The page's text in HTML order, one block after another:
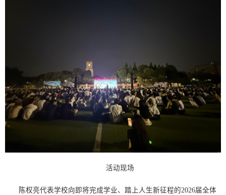
活动现场
陈权亮代表学校向即将完成学业、踏上人生新征程的2026届全体